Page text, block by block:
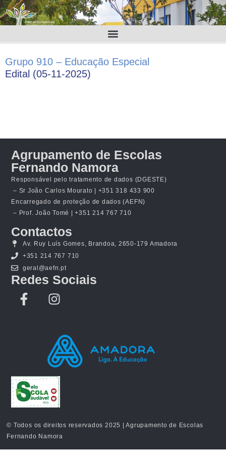
Grupo 910 – Educação Especial
Edital (05-11-2025)
Agrupamento de Escolas
Fernando Namora
Responsável pelo tratamento de dados (DGESTE)
– Sr João Carlos Mourato | +351 318 433 900
Encarregado de proteção de dados (AEFN)
– Prof. João Tomé | +351 214 767 710
Contactos
Av. Ruy Luís Gomes, Brandoa, 2650-179 Amadora
+351 214 767 710
geral@aefn.pt
Redes Sociais
© Todos os direitos reservados 2025 | Agrupamento de Escolas
Fernando Namora